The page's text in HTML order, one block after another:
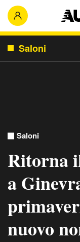
Saloni
Saloni
Ritorna
a
nuovo